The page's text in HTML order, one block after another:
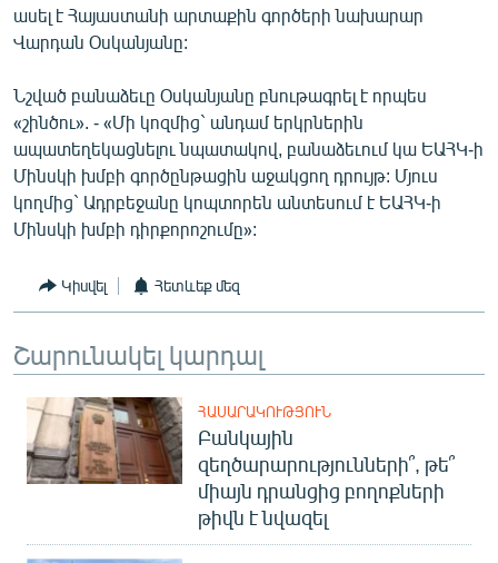
ասել է Հայաստանի արտաքին գործերի նախարար
Վարդան Օսկանյանը:
Նշված բանաձեւը Օսկանյանը բնութագրել է որպես
«շինծու». - «Մի կոզմից` անդամ երկրներին
ապատեղեկացնելու նպատակով, բանաձեւում կա ԵԱՀԿ-ի
Մինսկի խմբի գործընթացին աջակցող դրույթ: Մյուս
կողմից` Ադրբեջանը կոպտորեն անտեսում է ԵԱՀԿ-ի
Մինսկի խմբի դիրքորոշումը»:
Կիսվել Հետևեք մեզ
Շարունակել կարդալ
ՀԱՍԱՐԱԿՈՒԹՅՈՒՆ
Բանկային
զեղծարարությունների՞, թե՞
միայն դրանցից բողոքների
թիվն է նվազել